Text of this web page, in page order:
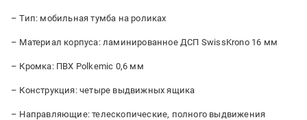
– Тип: мобильная тумба на роликах
– Материал корпуса: ламинированное ДСП SwissKrono 16 мм
– Кромка: ПВХ Polkemic 0,6 мм
– Конструкция: четыре выдвижных ящика
– Направляющие: телескопические, полного выдвижения